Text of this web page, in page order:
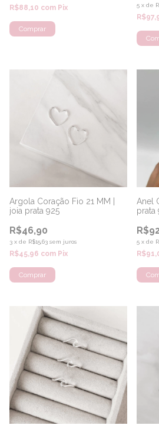
R$88,10 com Pix 5 x de
Argola Coração Fio 21 MM |
joia prata 925
R$46,90
3 x de R$15,63 sem juros
R$45,96 com Pix
Anel
prata
5 x de